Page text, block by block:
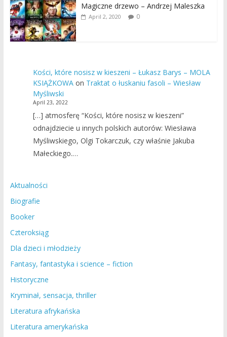
Magiczne drzewo – Andrzej Maleszka
April 2, 2020 0
Kości, które nosisz w kieszeni – Łukasz Barys – MOLA
KSIĄŻKOWA on Traktat o łuskaniu fasoli – Wiesław
Myśliwski
April 23, 2022
[…] atmosferę “Kości, które nosisz w kieszeni”
odnajdziecie u innych polskich autorów: Wiesława
Myśliwskiego, Olgi Tokarczuk, czy właśnie Jakuba
Małeckiego.…
Aktualności
Biografie
Booker
Czteroksiąg
Dla dzieci i młodzieży
Fantasy, fantastyka i science – fiction
Historyczne
Kryminał, sensacja, thriller
Literatura afrykańska
Literatura amerykańska